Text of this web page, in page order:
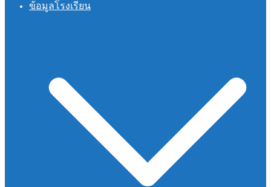
ข้อมูลโรงเรียน